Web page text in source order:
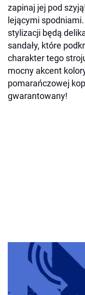
zapinaj jej pod
lejącymi
stylizacji będą
sandały, które
charakter tego
mocny akcent
pomarańczowej
gwarantowany!